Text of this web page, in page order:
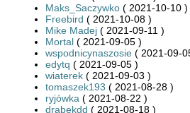
Maks_Saczywko ( 2021-10-10 )
Freebird ( 2021-10-08 )
Mike Madej ( 2021-09-11 )
Mortal ( 2021-09-05 )
wspodnicynaszosie ( 2021-09-
edytq ( 2021-09-05 )
wiaterek ( 2021-09-03 )
tomaszek193 ( 2021-08-28 )
ryjówka ( 2021-08-22 )
drabekdd ( 2021-08-18 )